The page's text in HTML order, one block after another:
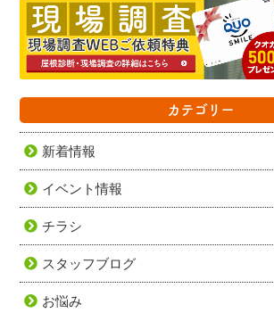
カテゴリー
新着情報
イベント情報
チラシ
スタッフブログ
お悩み